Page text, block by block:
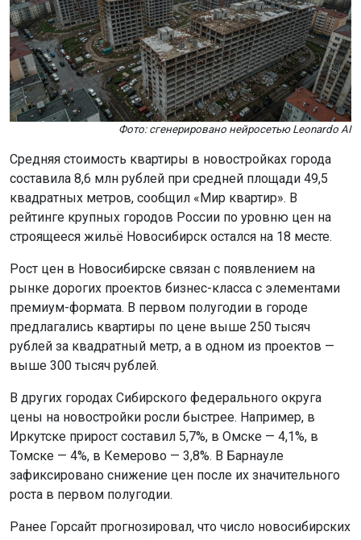
Фото: сгенерировано нейросетью Leonardo AI
Средняя стоимость квартиры в новостройках города
составила 8,6 млн рублей при средней площади 49,5
квадратных метров, сообщил «Мир квартир». В
рейтинге крупных городов России по уровню цен на
строящееся жильё Новосибирск остался на 18 месте.
Рост цен в Новосибирске связан с появлением на
рынке дорогих проектов бизнес-класса с элементами
премиум-формата. В первом полугодии в городе
предлагались квартиры по цене выше 250 тысяч
рублей за квадратный метр, а в одном из проектов —
выше 300 тысяч рублей.
В других городах Сибирского федерального округа
цены на новостройки росли быстрее. Например, в
Иркутске прирост составил 5,7%, в Омске — 4,1%, в
Томске — 4%, в Кемерово — 3,8%. В Барнауле
зафиксировано снижение цен после их значительного
роста в первом полугодии.
Ранее Горсайт прогнозировал, что число новосибирских